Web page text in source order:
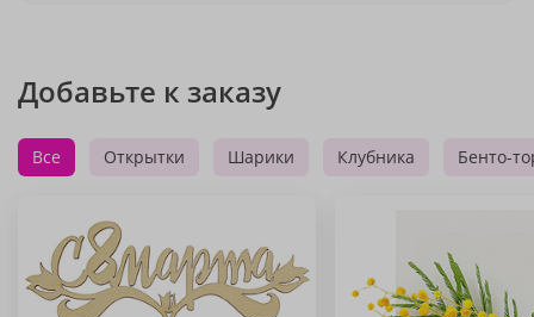
Добавьте к заказу
Все Открытки Шарики Клубника Бенто-